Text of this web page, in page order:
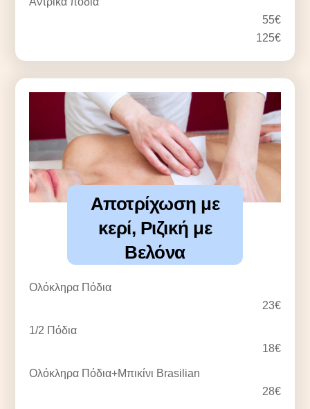
55€
125€
Αποτρίχωση με
κερί, Ριζική με
Βελόνα
Ολόκληρα Πόδια
23€
1/2 Πόδια
18€
Ολόκληρα Πόδια+Μπικίνι Brasilian
28€